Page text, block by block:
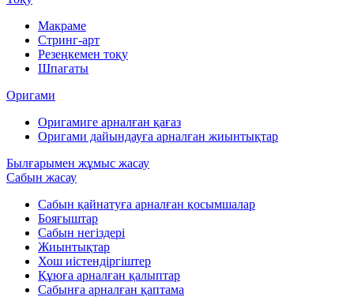
Макраме
Стринг-арт
Резеңкемен тоқу
Шпагаты
Оригами
Оригамиге арналған қағаз
Оригами дайындауға арналған жиынтықтар
Былғарымен жұмыс жасау
Сабын жасау
Сабын қайнатуға арналған қосымшалар
Бояғыштар
Сабын негіздері
Жиынтықтар
Хош иістендіргіштер
Құюға арналған қалыптар
Сабынға арналған қаптама